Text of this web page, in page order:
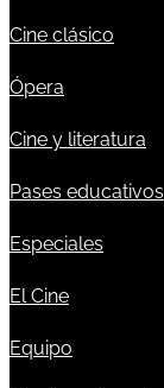
Cine clásico
Ópera
Cine y literatura
Pases educativos
Especiales
El Cine
Equipo